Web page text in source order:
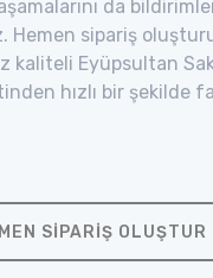
da
Hemen sipariş
kaliteli Eyüpsultan
hızlı bir şekilde
SIPARIŞ OLUŞTUR